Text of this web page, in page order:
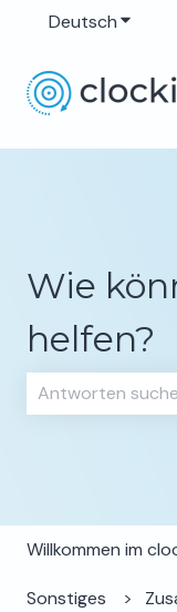
Deutsch
Wie
helfen?
Willkommen im
Sonstiges